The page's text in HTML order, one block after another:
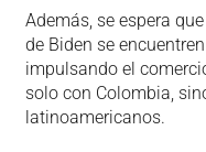
Además, se espera
de Biden se
impulsando el
solo con Colombia,
latinoamericanos.